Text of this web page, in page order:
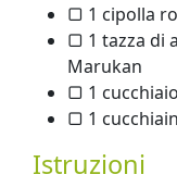
▢ 1 cipolla
▢ 1 tazza di
Marukan
▢ 1
▢ 1
Istruzioni